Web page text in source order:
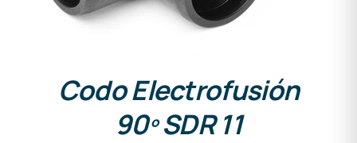
Codo Electrofusión
90º SDR 11